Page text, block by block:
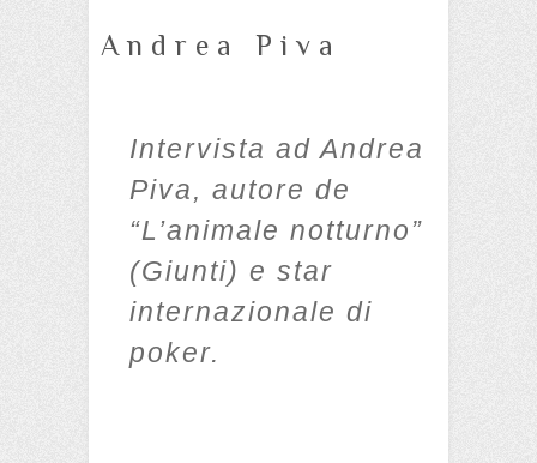
Andrea Piva
Intervista ad Andrea
Piva, autore de
“L’animale notturno”
(Giunti) e star
internazionale di
poker.